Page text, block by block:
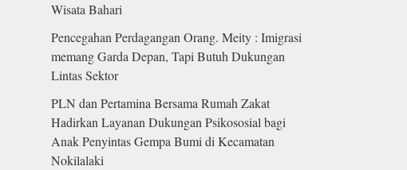
Wisata Bahari
Pencegahan Perdagangan Orang. Meity : Imigrasi
memang Garda Depan, Tapi Butuh Dukungan
Lintas Sektor
PLN dan Pertamina Bersama Rumah Zakat
Hadirkan Layanan Dukungan Psikososial bagi
Anak Penyintas Gempa Bumi di Kecamatan
Nokilalaki